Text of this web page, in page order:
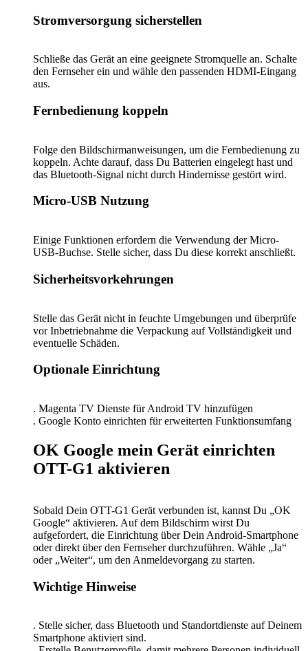
Stromversorgung sicherstellen
Schließe das Gerät an eine geeignete Stromquelle an. Schalte
den Fernseher ein und wähle den passenden HDMI-Eingang
aus.
Fernbedienung koppeln
Folge den Bildschirmanweisungen, um die Fernbedienung zu
koppeln. Achte darauf, dass Du Batterien eingelegt hast und
das Bluetooth-Signal nicht durch Hindernisse gestört wird.
Micro-USB Nutzung
Einige Funktionen erfordern die Verwendung der Micro-
USB-Buchse. Stelle sicher, dass Du diese korrekt anschließt.
Sicherheitsvorkehrungen
Stelle das Gerät nicht in feuchte Umgebungen und überprüfe
vor Inbetriebnahme die Verpackung auf Vollständigkeit und
eventuelle Schäden.
Optionale Einrichtung
. Magenta TV Dienste für Android TV hinzufügen
. Google Konto einrichten für erweiterten Funktionsumfang
OK Google mein Gerät einrichten
OTT-G1 aktivieren
Sobald Dein OTT-G1 Gerät verbunden ist, kannst Du „OK
Google“ aktivieren. Auf dem Bildschirm wirst Du
aufgefordert, die Einrichtung über Dein Android-Smartphone
oder direkt über den Fernseher durchzuführen. Wähle „Ja“
oder „Weiter“, um den Anmeldevorgang zu starten.
Wichtige Hinweise
. Stelle sicher, dass Bluetooth und Standortdienste auf Deinem
Smartphone aktiviert sind.